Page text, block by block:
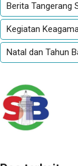
Berita Tangerang
Kegiatan
Natal dan Tahun